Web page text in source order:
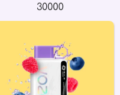
30000